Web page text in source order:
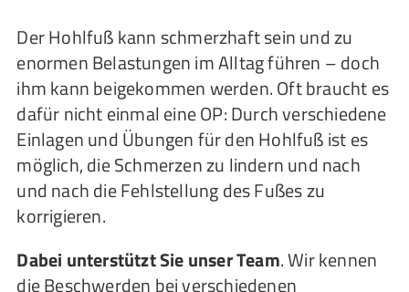
Der Hohlfuß kann schmerzhaft sein und zu
enormen Belastungen im Alltag führen – doch
ihm kann beigekommen werden. Oft braucht es
dafür nicht einmal eine OP: Durch verschiedene
Einlagen und Übungen für den Hohlfuß ist es
möglich, die Schmerzen zu lindern und nach
und nach die Fehlstellung des Fußes zu
korrigieren.
Dabei unterstützt Sie unser Team. Wir kennen
die Beschwerden bei verschiedenen